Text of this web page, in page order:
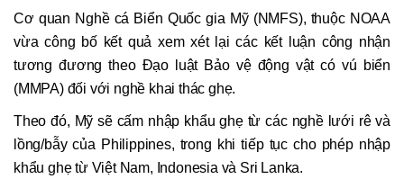
Cơ quan Nghề cá Biển Quốc gia Mỹ (NMFS), thuộc NOAA
vừa công bố kết quả xem xét lại các kết luận công nhận
tương đương theo Đạo luật Bảo vệ động vật có vú biển
(MMPA) đối với nghề khai thác ghẹ.
Theo đó, Mỹ sẽ cấm nhập khẩu ghẹ từ các nghề lưới rê và
lồng/bẫy của Philippines, trong khi tiếp tục cho phép nhập
khẩu ghẹ từ Việt Nam, Indonesia và Sri Lanka.